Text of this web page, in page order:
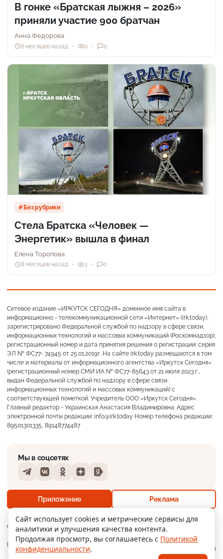
+18° Слабая морось
Ощущается как +18
18 м/с 756 мм 79%
В гонке «Братская лыжня – 2026»
приняли участие 900 братчан
Анна Федорова
6 месяцев назад 0 0
Без рубрики
Стела Братска «Человек —
Энергетик» вышла в финал
Елена Торопова
8 месяцев назад 3 0
Сетевое издание «ИРКУТСК СЕГОДНЯ» доменное имя сайта в
информационно - телекоммуникационной сети «Интернет» (irk.today),
зарегистрировано Федеральной службой по надзору в сфере связи,
информационных технологий и массовых коммуникаций (Роскомнадзор),
регистрационный номер и дата принятия решения о регистрации: серия
ЭЛ № ФС77- 74945 от 25.01.2019г. На сайте irk.today размещаются в том
числе и материалы от информационного агентства «Иркутск Сегодня»
(регистрационный номер СМИ ИА № ФС77-85643 от 21 июля 2023 г.,
выдан Федеральной службой по надзору в сфере связи,
информационных технологий и массовых коммуникаций) с
соответствующей пометкой. Учредитель ООО «Иркутск Сегодня».
Главный редактор - Украинская Анастасия Владимировна. Адрес
электронной почты редакции: info@irk.today Номер телефона редакции:
89501301335, 89148774487
О нас Контакты Прислать новость
Реклама
Мобильное
приложение
Политика
конфиденциальности
Мы в соцсетях
TelegramVKontakteOdnoklassniki
DzenYandex
Приложение Реклама
Сайт использует cookies и метрические сервисы для
аналитики и улучшения качества контента.
Продолжая просмотр, вы соглашаетесь с Политикой
конфиденциальности.